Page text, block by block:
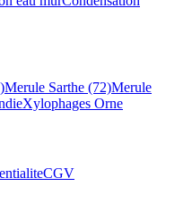
Merule Sarthe (72)Merule
Xylophages Orne
CGV